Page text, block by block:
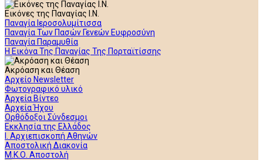
Εικόνες της Παναγίας Ι.Ν.
Παναγία Ιεροσολυμίτισσα
Παναγία Των Πασών Γενεών Ευφροσύνη
Παναγία Παραμυθία
Η Εικόνα Της Παναγίας Της Πορταϊτίσσης
Ακρόαση και Θέαση
Αρχείο Newsletter
Φωτογραφικό υλικό
Αρχεία Βίντεο
Αρχεία Ήχου
Ορθόδοξοι Σύνδεσμοι
Εκκλησία της Ελλάδος
Ι. Αρχιεπισκοπή Αθηνών
Αποστολική Διακονία
Μ.Κ.Ο. Αποστολή